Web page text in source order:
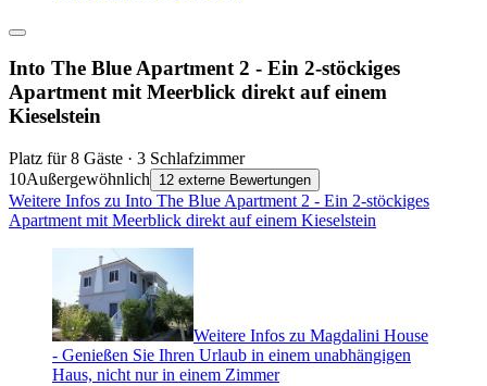
Into The Blue Apartment 2 - Ein 2-stöckiges
Apartment mit Meerblick direkt auf einem
Kieselstein
Platz für 8 Gäste · 3 Schlafzimmer
10Außergewöhnlich 12 externe Bewertungen
Weitere Infos zu Into The Blue Apartment 2 - Ein 2-stöckiges
Apartment mit Meerblick direkt auf einem Kieselstein
Weitere Infos zu Magdalini House
- Genießen Sie Ihren Urlaub in einem unabhängigen
Haus, nicht nur in einem Zimmer